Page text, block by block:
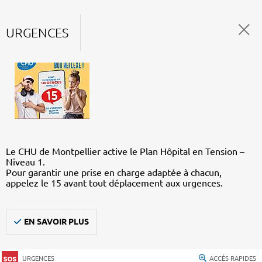
URGENCES
Le CHU de Montpellier active le Plan Hôpital en Tension –
Niveau 1.
Pour garantir une prise en charge adaptée à chacun,
appelez le 15 avant tout déplacement aux urgences.
EN SAVOIR PLUS
URGENCES ACCÈS RAPIDES